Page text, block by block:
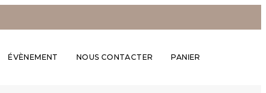
ÉVÈNEMENT NOUS CONTACTER PANIER